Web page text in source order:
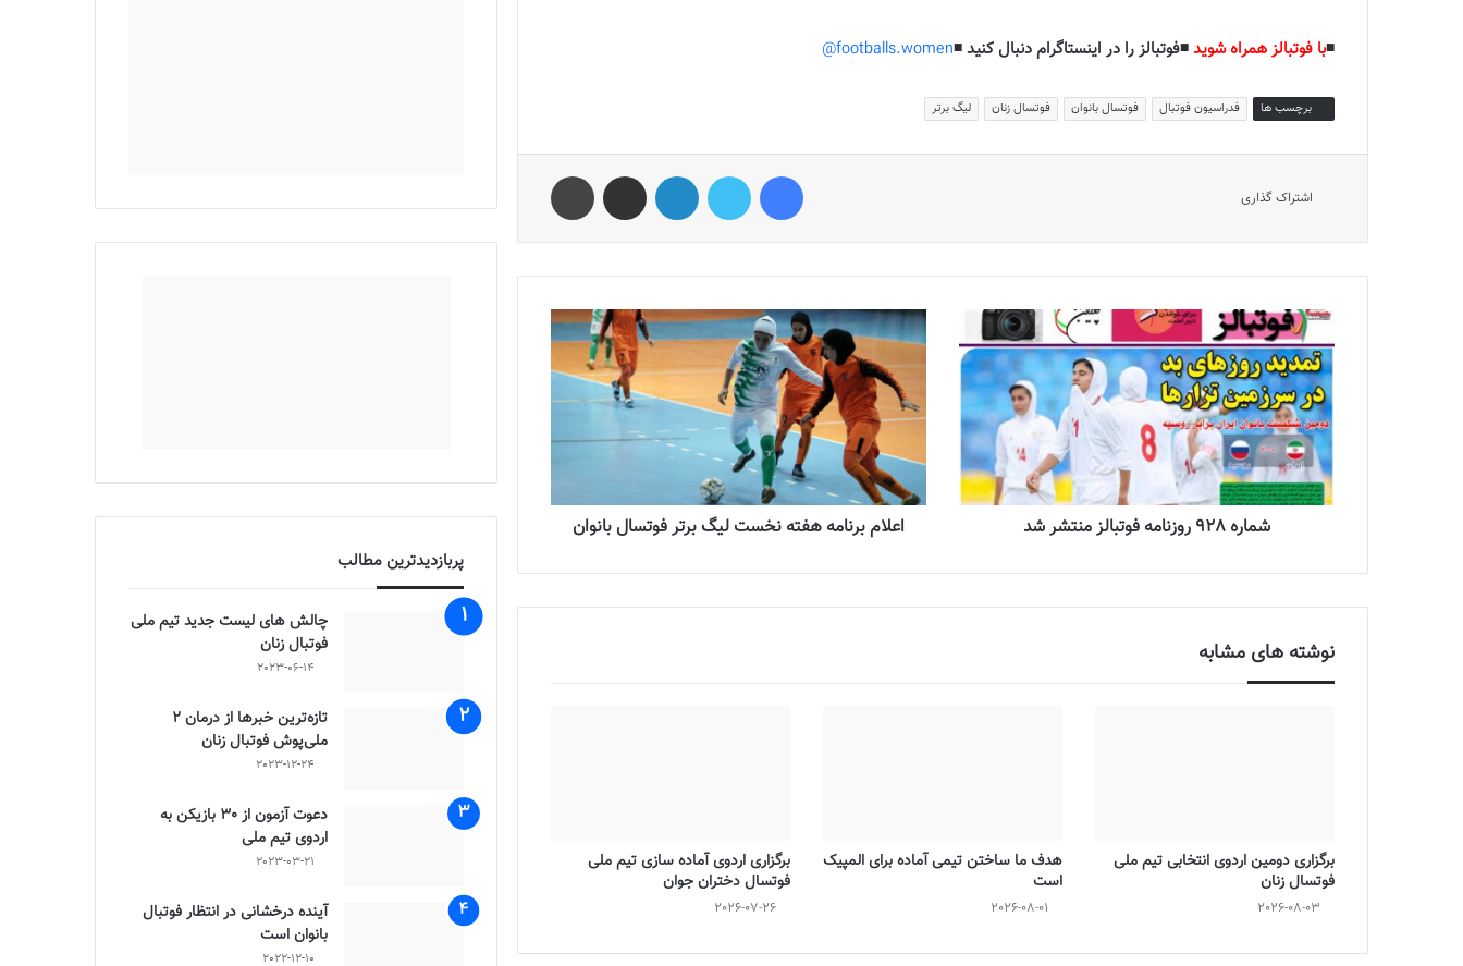
◾️با فوتبالز همراه شوید◾️فوتبالز را در اینستاگرام دنبال کنید ◾️footballs.women@
برچسب ها فدراسیون فوتبال فوتسال بانوان فوتسال زنان لیگ برتر
اشتراک گذاری
شماره 928 روزنامه فوتبالز منتشر شد اعلام برنامه هفته نخست لیگ برتر فوتسال بانوان
نوشته های مشابه
برگزاری دومین اردوی انتخابی تیم ملی
فوتسال زنان
2026-08-03
هدف ما ساختن تیمی آماده برای المپیک
است
2026-08-01
برگزاری اردوی آماده سازی تیم ملی
فوتسال دختران جوان
2026-07-26
پربازدیدترین مطالب
چالش هاى ليست جدید تيم ملى
فوتبال زنان
2023-06-14
تازه‌ترین خبرها از درمان ۲
ملی‌پوش فوتبال زنان
2023-12-24
دعوت آزمون از 30 بازیکن به
اردوی تیم ملی
2023-03-21
آینده درخشانی در انتظار فوتبال
بانوان است
2022-12-10